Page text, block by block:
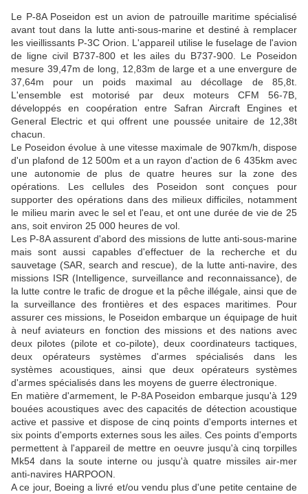
Le P-8A Poseidon est un avion de patrouille maritime spécialisé
avant tout dans la lutte anti-sous-marine et destiné à remplacer
les vieillissants P-3C Orion. L'appareil utilise le fuselage de l'avion
de ligne civil B737-800 et les ailes du B737-900. Le Poseidon
mesure 39,47m de long, 12,83m de large et a une envergure de
37,64m pour un poids maximal au décollage de 85,8t.
L'ensemble est motorisé par deux moteurs CFM 56-7B,
développés en coopération entre Safran Aircraft Engines et
General Electric et qui offrent une poussée unitaire de 12,38t
chacun.
Le Poseidon évolue à une vitesse maximale de 907km/h, dispose
d'un plafond de 12 500m et a un rayon d'action de 6 435km avec
une autonomie de plus de quatre heures sur la zone des
opérations. Les cellules des Poseidon sont conçues pour
supporter des opérations dans des milieux difficiles, notamment
le milieu marin avec le sel et l'eau, et ont une durée de vie de 25
ans, soit environ 25 000 heures de vol.
Les P-8A assurent d'abord des missions de lutte anti-sous-marine
mais sont aussi capables d'effectuer de la recherche et du
sauvetage (SAR, search and rescue), de la lutte anti-navire, des
missions ISR (Intelligence, surveillance and reconnaissance), de
la lutte contre le trafic de drogue et la pêche illégale, ainsi que de
la surveillance des frontières et des espaces maritimes. Pour
assurer ces missions, le Poseidon embarque un équipage de huit
à neuf aviateurs en fonction des missions et des nations avec
deux pilotes (pilote et co-pilote), deux coordinateurs tactiques,
deux opérateurs systèmes d'armes spécialisés dans les
systèmes acoustiques, ainsi que deux opérateurs systèmes
d'armes spécialisés dans les moyens de guerre électronique.
En matière d'armement, le P-8A Poseidon embarque jusqu'à 129
bouées acoustiques avec des capacités de détection acoustique
active et passive et dispose de cinq points d'emports internes et
six points d'emports externes sous les ailes. Ces points d'emports
permettent à l'appareil de mettre en oeuvre jusqu'à cinq torpilles
Mk54 dans la soute interne ou jusqu'à quatre missiles air-mer
anti-navires HARPOON.
A ce jour, Boeing a livré et/ou vendu plus d'une petite centaine de